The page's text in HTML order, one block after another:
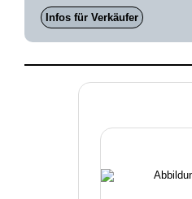
Infos für Verkäufer